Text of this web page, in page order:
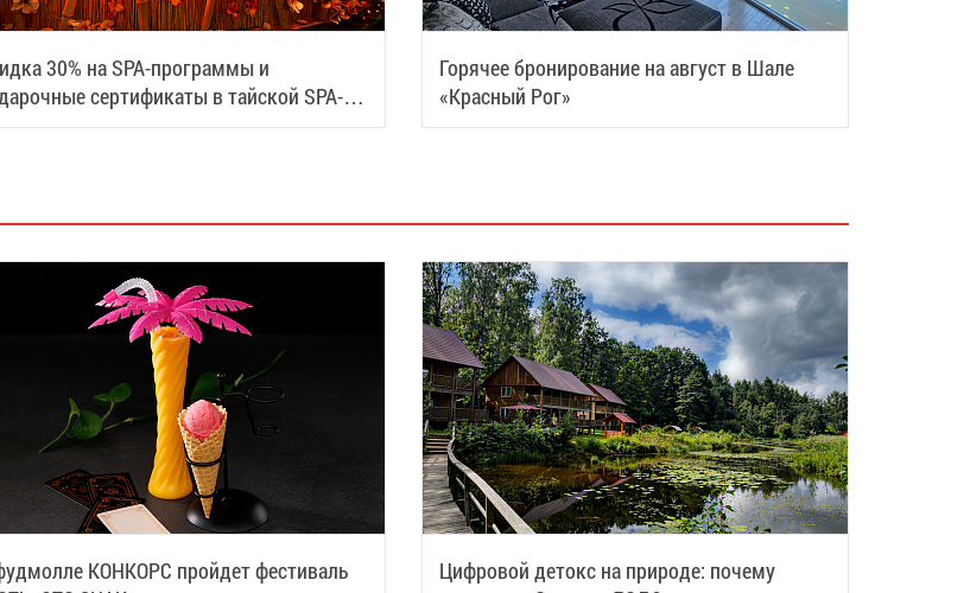
30% на SPA-программы и
сертификаты в тайской SPA-
Samui
Горячее бронирование на август в Шале
«Красный Рог»
КОНКОРС пройдет фестиваль
Цифровой детокс на природе: почему